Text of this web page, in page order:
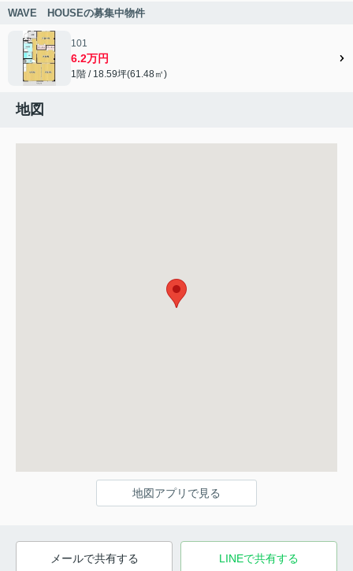
WAVE HOUSEの募集中物件
101
6.2万円
1階 / 18.59坪(61.48㎡)
地図
地図アプリで見る
メールで共有する LINEで共有する